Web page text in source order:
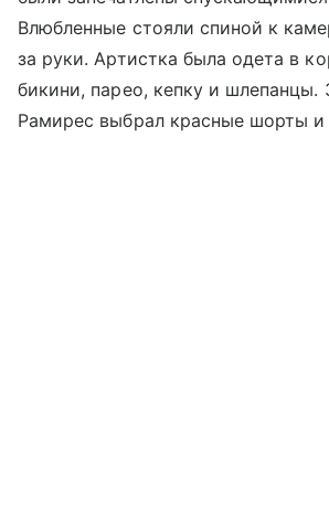
Влюбленные стояли спиной к
за руки. Артистка была одета в
бикини, парео, кепку и шлепанцы.
Рамирес выбрал красные шорты и